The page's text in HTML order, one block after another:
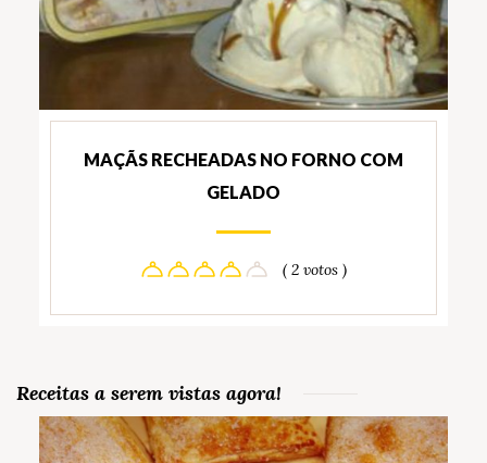
MAÇÃS RECHEADAS NO FORNO COM
GELADO
( 2 votos )
Receitas a serem vistas agora!